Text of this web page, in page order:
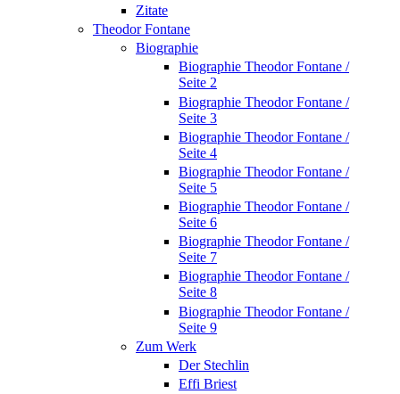
Zitate
Theodor Fontane
Biographie
Biographie Theodor Fontane /
Seite 2
Biographie Theodor Fontane /
Seite 3
Biographie Theodor Fontane /
Seite 4
Biographie Theodor Fontane /
Seite 5
Biographie Theodor Fontane /
Seite 6
Biographie Theodor Fontane /
Seite 7
Biographie Theodor Fontane /
Seite 8
Biographie Theodor Fontane /
Seite 9
Zum Werk
Der Stechlin
Effi Briest